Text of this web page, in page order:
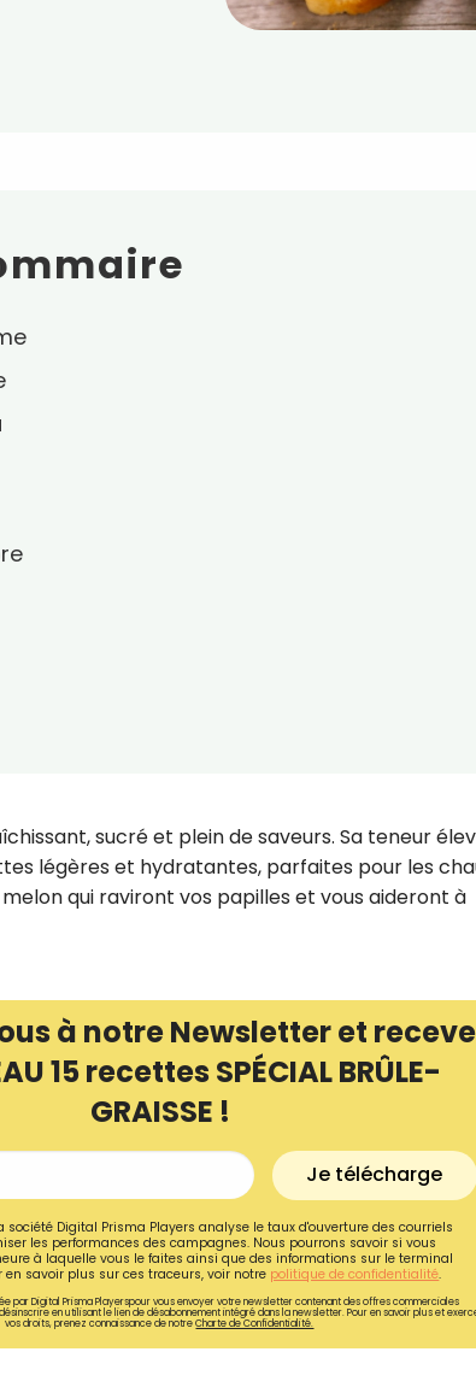
sucré et plein de saveurs. Sa teneur
légères et hydratantes, parfaites pour les
qui raviront vos papilles et vous aideront à
à notre Newsletter et
15 recettes SPÉCIAL BRÛLE-
GRAISSE !
Je télécharge
société Digital Prisma Players analyse le taux d'ouverture des courriels
les performances des campagnes. Nous pourrons savoir si vous
à laquelle vous le faites ainsi que des informations sur le terminal
en savoir plus sur ces traceurs, voir notre politique de confidentialité.
par Digital Prisma Playerspour vous envoyer votre newsletter contenant des offres commerciales
en utilisant le lien de désabonnement intégré dans la newsletter. Pour en savoir plus et
vos droits, prenez connaissance de notreCharte de Confidentialité.
Recevez
recettes inédites de
!